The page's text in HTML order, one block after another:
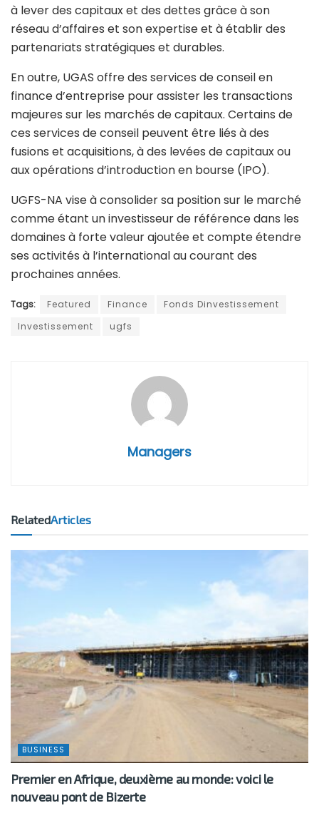
à lever des capitaux et des dettes grâce à son
réseau d’affaires et son expertise et à établir des
partenariats stratégiques et durables.
En outre, UGAS offre des services de conseil en
finance d’entreprise pour assister les transactions
majeures sur les marchés de capitaux. Certains de
ces services de conseil peuvent être liés à des
fusions et acquisitions, à des levées de capitaux ou
aux opérations d’introduction en bourse (IPO).
UGFS-NA vise à consolider sa position sur le marché
comme étant un investisseur de référence dans les
domaines à forte valeur ajoutée et compte étendre
ses activités à l’international au courant des
prochaines années.
Tags: Featured Finance
Fonds Dinvestissement
Investissement
ugfs
Managers
RelatedArticles
BUSINESS
Premier en Afrique, deuxième au monde: voici le
nouveau pont de Bizerte